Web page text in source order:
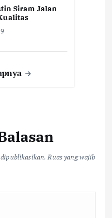
Siram Jalan
Ruas yang wajib